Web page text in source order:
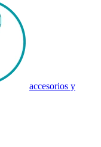
accesorios y